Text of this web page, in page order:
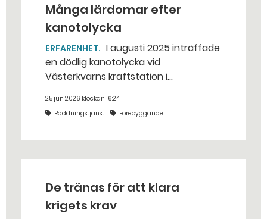
Många lärdomar efter
kanotolycka
ERFARENHET
en dödlig kanotolycka vid
Västerkvarns kraftstation i
25 jun 2026 klockan 16:24
Räddningstjänst
Förebyggande
De tränas för att klara
krigets krav